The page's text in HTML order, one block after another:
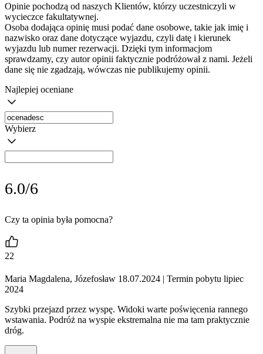
Opinie pochodzą od naszych Klientów, którzy uczestniczyli w
wycieczce fakultatywnej.
Osoba dodająca opinię musi podać dane osobowe, takie jak imię i
nazwisko oraz dane dotyczące wyjazdu, czyli datę i kierunek
wyjazdu lub numer rezerwacji. Dzięki tym informacjom
sprawdzamy, czy autor opinii faktycznie podróżował z nami. Jeżeli
dane się nie zgadzają, wówczas nie publikujemy opinii.
Najlepiej oceniane
Wybierz
6.0/6
Czy ta opinia była pomocna?
22
Maria Magdalena, Józefosław 18.07.2024 | Termin pobytu lipiec
2024
Szybki przejazd przez wyspę. Widoki warte poświęcenia rannego
wstawania. Podróż na wyspie ekstremalna nie ma tam praktycznie
dróg.